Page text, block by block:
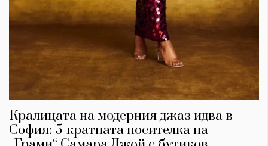
Кралицата на модерния джаз идва в
София: 5-кратната носителка на